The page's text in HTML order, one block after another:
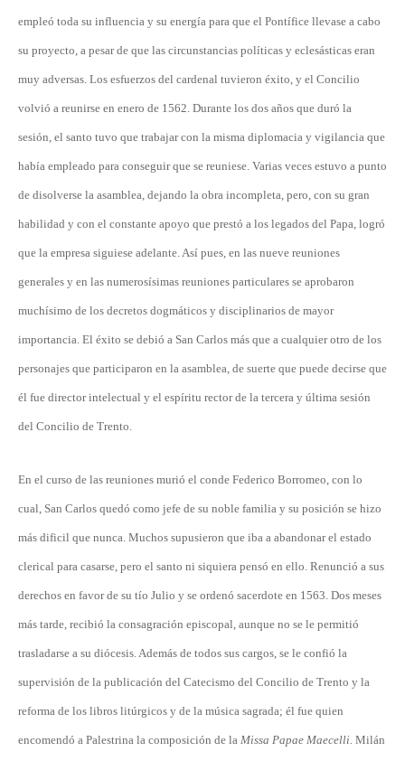
empleó toda su influencia y su energía para que el Pontífice llevase a cabo
su proyecto, a pesar de que las circunstancias políticas y eclesásticas eran
muy adversas. Los esfuerzos del cardenal tuvieron éxito, y el Concilio
volvió a reunirse en enero de 1562. Durante los dos años que duró la
sesión, el santo tuvo que trabajar con la misma diplomacia y vigilancia que
había empleado para conseguir que se reuniese. Varias veces estuvo a punto
de disolverse la asamblea, dejando la obra incompleta, pero, con su gran
habilidad y con el constante apoyo que prestó a los legados del Papa, logró
que la empresa siguiese adelante. Así pues, en las nueve reuniones
generales y en las numerosísimas reuniones particulares se aprobaron
muchísimo de los decretos dogmáticos y disciplinarios de mayor
importancia. El éxito se debió a San Carlos más que a cualquier otro de los
personajes que participaron en la asamblea, de suerte que puede decirse que
él fue director intelectual y el espíritu rector de la tercera y última sesión
del Concilio de Trento.
En el curso de las reuniones murió el conde Federico Borromeo, con lo
cual, San Carlos quedó como jefe de su noble familia y su posición se hizo
más dificil que nunca. Muchos supusieron que iba a abandonar el estado
clerical para casarse, pero el santo ni siquiera pensó en ello. Renunció a sus
derechos en favor de su tío Julio y se ordenó sacerdote en 1563. Dos meses
más tarde, recibió la consagración episcopal, aunque no se le permitió
trasladarse a su diócesis. Además de todos sus cargos, se le confió la
supervisión de la publicación del Catecismo del Concilio de Trento y la
reforma de los libros litúrgicos y de la música sagrada; él fue quien
encomendó a Palestrina la composición de la Missa Papae Maecelli. Milán